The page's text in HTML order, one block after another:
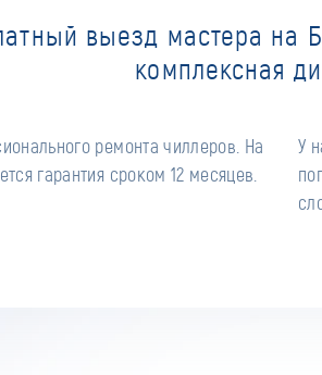
выезд мастера на
комплексная
ремонта чиллеров. На
гарантия сроком 12 месяцев.
У